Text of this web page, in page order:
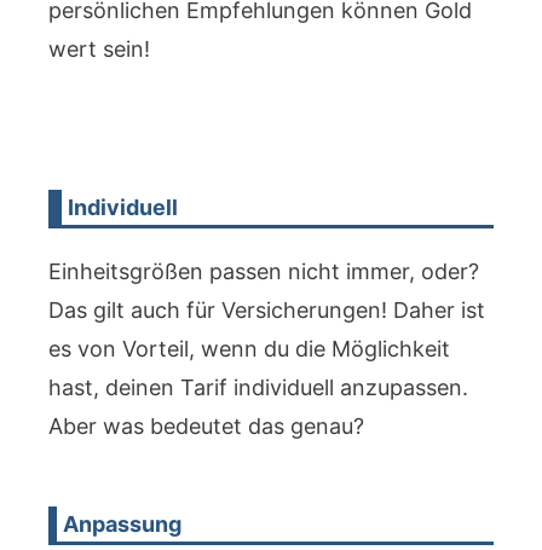
persönlichen Empfehlungen können Gold
wert sein!
Individuell
Einheitsgrößen passen nicht immer, oder?
Das gilt auch für Versicherungen! Daher ist
es von Vorteil, wenn du die Möglichkeit
hast, deinen Tarif individuell anzupassen.
Aber was bedeutet das genau?
Anpassung